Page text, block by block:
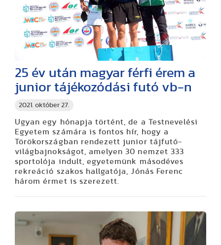
2021. október 27.
25 év után magyar férfi érem a
junior tájékozódási futó vb-n
Ugyan egy hónapja történt, de a Testnevelési
Egyetem számára is fontos hír, hogy a
Törökországban rendezett junior tájfutó-
világbajnokságot, amelyen 30 nemzet 333
sportolója indult, egyetemünk másodéves
rekreáció szakos hallgatója, Jónás Ferenc
három érmet is szerezett.